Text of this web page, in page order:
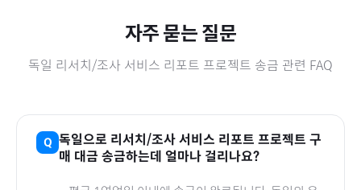
자주 묻는 질문
독일 리서치/조사 서비스 리포트 프로젝트 송금 관련 FAQ
독일으로 리서치/조사 서비스 리포트 프로젝트 구
매 대금 송금하는데 얼마나 걸리나요?